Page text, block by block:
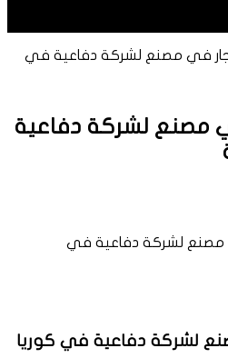
في مصنع لشركة دفاعية في
مصنع لشركة دفاعية
لشركة دفاعية في كوريا